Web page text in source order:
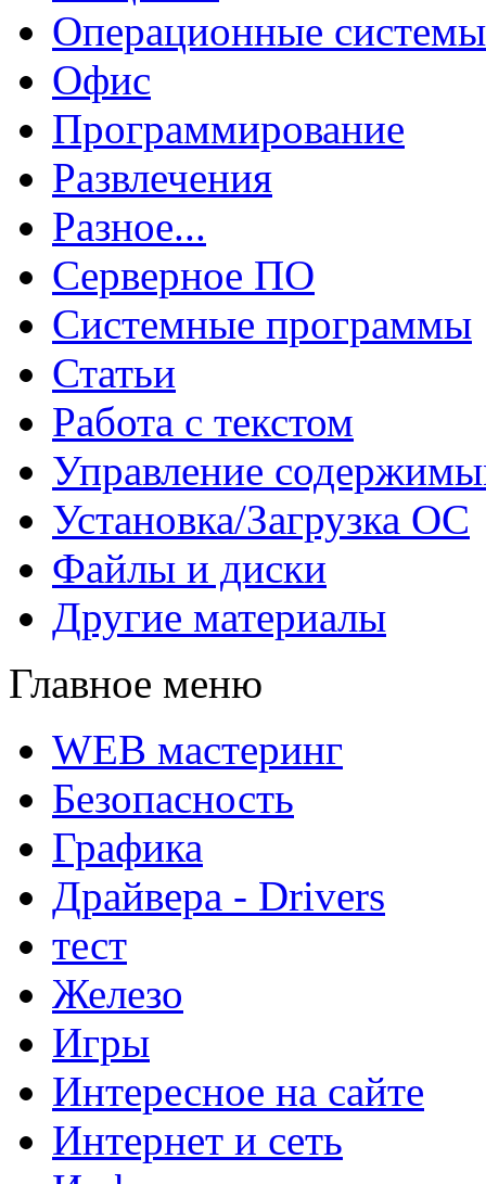
Операционные системы
Офис
Программирование
Развлечения
Разное...
Серверное ПО
Системные программы
Статьи
Работа с текстом
Управление
Установка/Загрузка ОС
Файлы и диски
Другие материалы
Главное меню
WEB мастеринг
Безопасность
Графика
Драйвера - Drivers
тест
Железо
Игры
Интересное на сайте
Интернет и сеть